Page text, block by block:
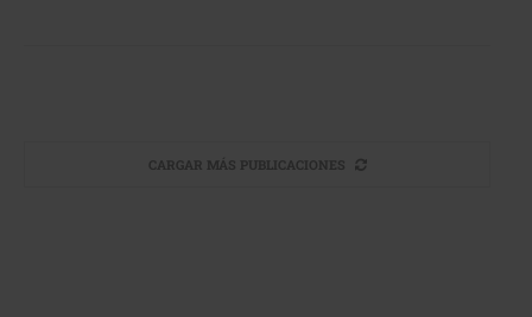
CARGAR MÁS PUBLICACIONES